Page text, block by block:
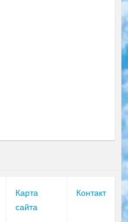
Карта
сайта
Контакт